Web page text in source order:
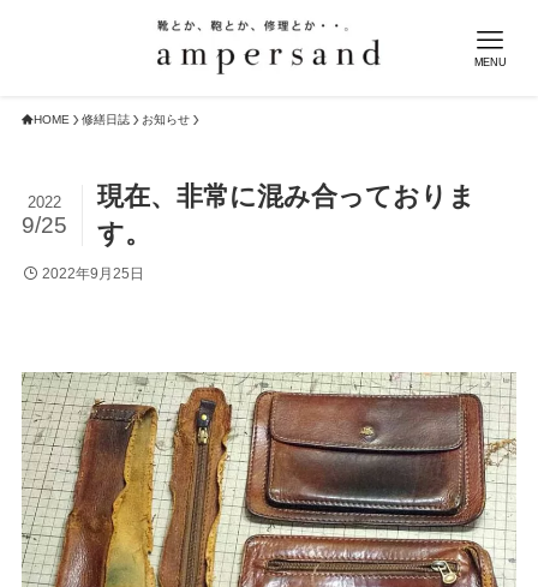
MENU
HOME 修繕日誌 お知らせ
現在、非常に混み合っておりま
す。
2022
9/25
2022年9月25日